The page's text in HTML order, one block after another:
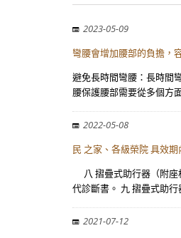
2023-05-09
彎腰會增加腰部的負擔，
避免長時間彎腰：長時間
腰保護腰部需要從多個方
2022-05-08
民 之家、各級榮院 具效
八 摺疊式助行器（附座
代診斷書。 九 摺疊式助行
2021-07-12